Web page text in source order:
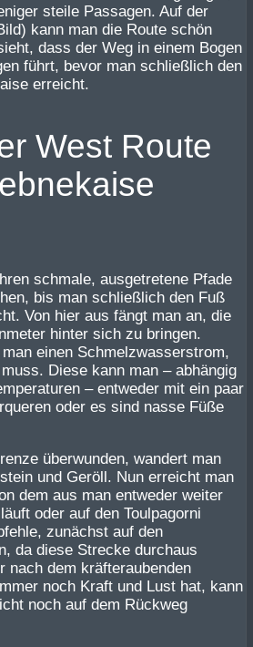
steile Passagen. Auf der
kann man die Route schön
dass der Weg in einem Bogen
führt, bevor man schließlich den
erreicht.
West Route
schmale, ausgetretene Pfade
bis man schließlich den Fuß
Von hier aus fängt man an, die
hinter sich zu bringen.
einen Schmelzwasserstrom,
Diese kann man – abhängig
– entweder mit ein paar
oder es sind nasse Füße
überwunden, wandert man
und Geröll. Nun erreicht man
dem aus man entweder weiter
oder auf den Toulpagorni
zunächst auf den
da diese Strecke durchaus
nach dem kräfteraubenden
noch Kraft und Lust hat, kann
noch auf dem Rückweg